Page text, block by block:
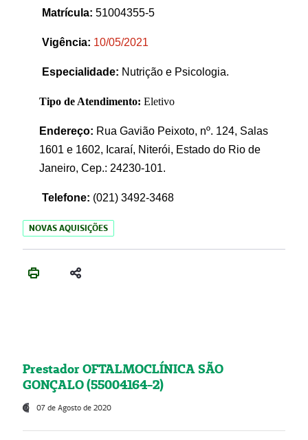
Matrícula: 51004355-5
Vigência: 10/05/2021
Especialidade: Nutrição e Psicologia.
Tipo de Atendimento: Eletivo
Endereço: Rua Gavião Peixoto, nº. 124, Salas
1601 e 1602, Icaraí, Niterói, Estado do Rio de
Janeiro, Cep.: 24230-101.
Telefone: (021) 3492-3468
NOVAS AQUISIÇÕES
Prestador OFTALMOCLÍNICA SÃO
GONÇALO (55004164-2)
07 de Agosto de 2020